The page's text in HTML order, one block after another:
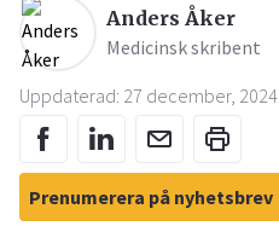
Anders Åker
Medicinsk skribent
Uppdaterad: 27 december, 2024
Prenumerera på nyhetsbrev